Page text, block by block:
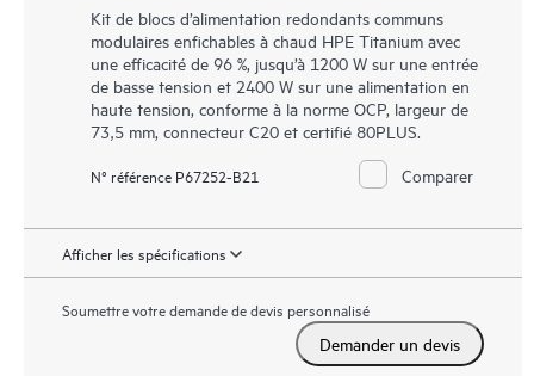
Kit de blocs d’alimentation redondants communs
modulaires enfichables à chaud HPE Titanium avec
une efficacité de 96 %, jusqu’à 1200 W sur une entrée
de basse tension et 2400 W sur une alimentation en
haute tension, conforme à la norme OCP, largeur de
73,5 mm, connecteur C20 et certifié 80PLUS.
N° référence P67252-B21 Comparer
Afficher les spécifications
Soumettre votre demande de devis personnalisé
Demander un devis